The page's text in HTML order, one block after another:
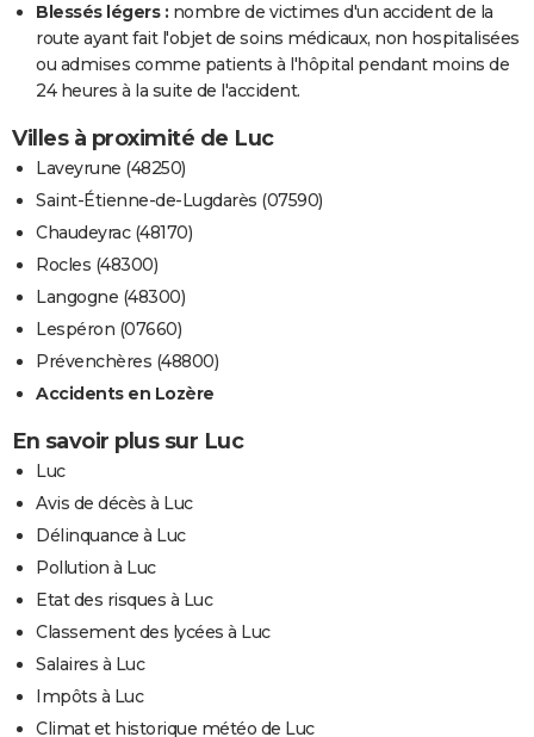
Blessés légers : nombre de victimes d'un accident de la
route ayant fait l'objet de soins médicaux, non hospitalisées
ou admises comme patients à l'hôpital pendant moins de
24 heures à la suite de l'accident.
Villes à proximité de Luc
Laveyrune (48250)
Saint-Étienne-de-Lugdarès (07590)
Chaudeyrac (48170)
Rocles (48300)
Langogne (48300)
Lespéron (07660)
Prévenchères (48800)
Accidents en Lozère
En savoir plus sur Luc
Luc
Avis de décès à Luc
Délinquance à Luc
Pollution à Luc
Etat des risques à Luc
Classement des lycées à Luc
Salaires à Luc
Impôts à Luc
Climat et historique météo de Luc